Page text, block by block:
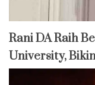
Rani DA Raih
University,